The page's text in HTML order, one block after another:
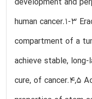
development and
human cancer.1-3
compartment of a
achieve stable,
cure, of cancer.4,5